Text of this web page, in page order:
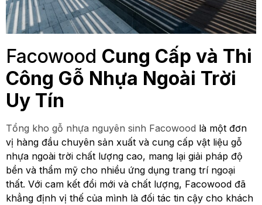
Facowood Cung Cấp và Thi
Công Gỗ Nhựa Ngoài Trời
Uy Tín
Tổng kho gỗ nhựa nguyên sinh Facowood là một đơn
vị hàng đầu chuyên sản xuất và cung cấp vật liệu gỗ
nhựa ngoài trời chất lượng cao, mang lại giải pháp độ
bền và thẩm mỹ cho nhiều ứng dụng trang trí ngoại
thất. Với cam kết đổi mới và chất lượng, Facowood đã
khẳng định vị thế của mình là đối tác tin cậy cho khách